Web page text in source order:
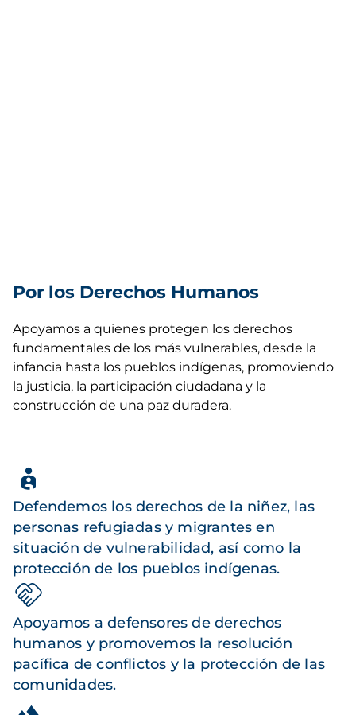
Por los Derechos Humanos
Apoyamos a quienes protegen los derechos
fundamentales de los más vulnerables, desde la
infancia hasta los pueblos indígenas, promoviendo
la justicia, la participación ciudadana y la
construcción de una paz duradera.
Defendemos los derechos de la niñez, las
personas refugiadas y migrantes en
situación de vulnerabilidad, así como la
protección de los pueblos indígenas.
Apoyamos a defensores de derechos
humanos y promovemos la resolución
pacífica de conflictos y la protección de las
comunidades.